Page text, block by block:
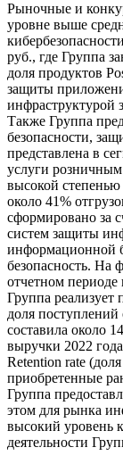
Рыночные и
уровне выше
руб., где Группа
доля продуктов
защиты
инфраструктурой
Также Группа
безопасности,
представлена в
услуги
высокой
около 41%
сформировано за
систем защиты
информационной
безопасность. На
отчетном периоде
Группа
доля поступлений
составила около
выручки 2022
Retention rate
приобретенные
Группа
этом для рынка
высокий уровень
деятельности